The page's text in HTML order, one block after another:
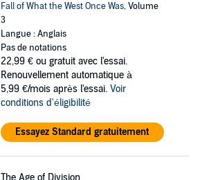
Fall of What the West Once Was, Volume
3
Langue : Anglais
Pas de notations
22,99 € ou gratuit avec l'essai.
Renouvellement automatique à
5,99 €/mois après l'essai. Voir
conditions d'éligibilité
Essayez Standard gratuitement
The Age of Division